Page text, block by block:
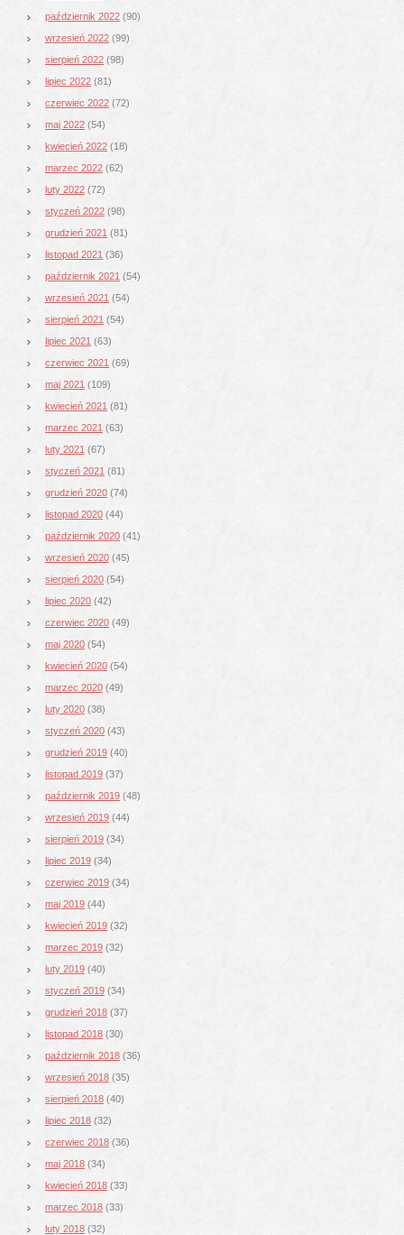
październik 2022 (90)
wrzesień 2022 (99)
sierpień 2022 (98)
lipiec 2022 (81)
czerwiec 2022 (72)
maj 2022 (54)
kwiecień 2022 (18)
marzec 2022 (62)
luty 2022 (72)
styczeń 2022 (98)
grudzień 2021 (81)
listopad 2021 (36)
październik 2021 (54)
wrzesień 2021 (54)
sierpień 2021 (54)
lipiec 2021 (63)
czerwiec 2021 (69)
maj 2021 (109)
kwiecień 2021 (81)
marzec 2021 (63)
luty 2021 (67)
styczeń 2021 (81)
grudzień 2020 (74)
listopad 2020 (44)
październik 2020 (41)
wrzesień 2020 (45)
sierpień 2020 (54)
lipiec 2020 (42)
czerwiec 2020 (49)
maj 2020 (54)
kwiecień 2020 (54)
marzec 2020 (49)
luty 2020 (38)
styczeń 2020 (43)
grudzień 2019 (40)
listopad 2019 (37)
październik 2019 (48)
wrzesień 2019 (44)
sierpień 2019 (34)
lipiec 2019 (34)
czerwiec 2019 (34)
maj 2019 (44)
kwiecień 2019 (32)
marzec 2019 (32)
luty 2019 (40)
styczeń 2019 (34)
grudzień 2018 (37)
listopad 2018 (30)
październik 2018 (36)
wrzesień 2018 (35)
sierpień 2018 (40)
lipiec 2018 (32)
czerwiec 2018 (36)
maj 2018 (34)
kwiecień 2018 (33)
marzec 2018 (33)
luty 2018 (32)